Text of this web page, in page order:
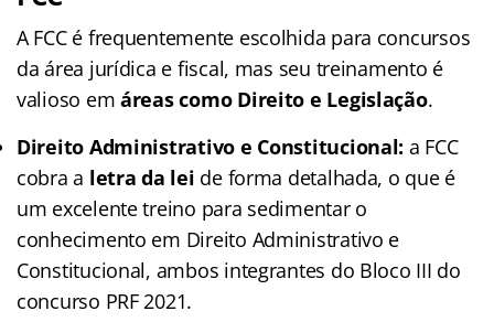
A FCC é frequentemente escolhida para concursos
da área jurídica e fiscal, mas seu treinamento é
valioso emáreas como Direito e Legislação.
Direito Administrativo e Constitucional: a FCC
cobra a letra da lei de forma detalhada, o que é
um excelente treino para sedimentar o
conhecimento em Direito Administrativo e
Constitucional, ambos integrantes do Bloco III do
concurso PRF 2021.